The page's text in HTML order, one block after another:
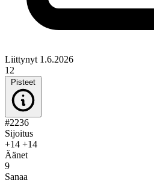
Liittynyt 1.6.2026
12
Pisteet
#2236
Sijoitus
+14 +14
Äänet
9
Sanaa